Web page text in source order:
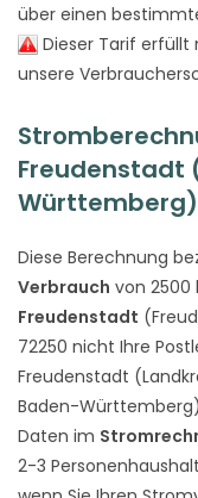
über einen
Dieser Tarif erfüllt
unsere
Freudenstadt
Württemberg)
Diese Berechnung
Verbrauch von 2500
Freudenstadt
72250 nicht Ihre
Freudenstadt
Baden-
Daten im
2-3